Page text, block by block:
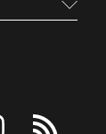
instagram